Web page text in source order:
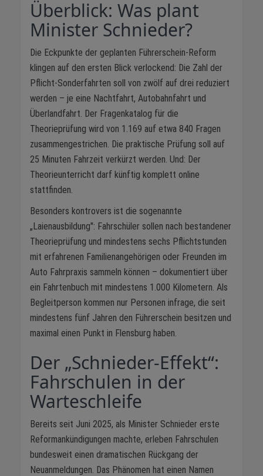
Überblick: Was plant
Minister Schnieder?
Die Eckpunkte der geplanten Führerschein-Reform
klingen auf den ersten Blick verlockend: Die Zahl der
Pflicht-Sonderfahrten soll von zwölf auf drei reduziert
werden – je eine Nachtfahrt, Autobahnfahrt und
Überlandfahrt. Der Fragenkatalog für die
Theorieprüfung wird von 1.169 auf etwa 840 Fragen
zusammengestrichen. Die praktische Prüfung soll auf
25 Minuten Fahrzeit verkürzt werden. Und: Der
Theorieunterricht darf künftig komplett online
stattfinden.
Besonders kontrovers ist die sogenannte
„Laienausbildung": Fahrschüler sollen nach bestandener
Theorieprüfung und mindestens sechs Pflichtstunden
mit erfahrenen Familienangehörigen oder Freunden im
Auto Fahrpraxis sammeln können – dokumentiert über
ein Fahrtenbuch mit mindestens 1.000 Kilometern. Als
Begleitperson kommen nur Personen infrage, die seit
mindestens fünf Jahren den Führerschein besitzen und
maximal einen Punkt in Flensburg haben.
Der „Schnieder-Effekt“:
Fahrschulen in der
Warteschleife
Bereits seit Juni 2025, als Minister Schnieder erste
Reformankündigungen machte, erleben Fahrschulen
bundesweit einen dramatischen Rückgang der
Neuanmeldungen. Das Phänomen hat einen Namen